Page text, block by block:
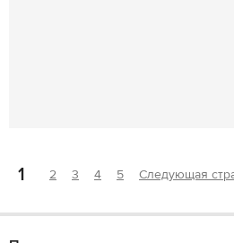
1 2 3 4 5 Следующая